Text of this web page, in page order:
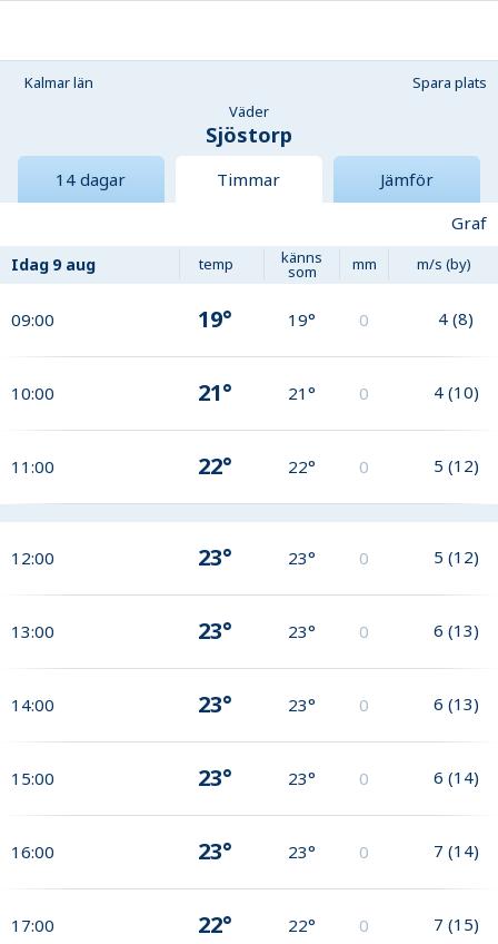
Kalmar län
Spara plats
Väder
Sjöstorp
14 dagar Timmar
Jämför
Graf
Idag 9 aug temp känns
som mm m/s (by)
09:00 19° 19° 0 4 (8)
10:00 21° 21° 0 4 (10)
11:00 22° 22° 0 5 (12)
12:00 23° 23° 0 5 (12)
13:00 23° 23° 0 6 (13)
14:00 23° 23° 0 6 (13)
15:00 23° 23° 0 6 (14)
16:00 23° 23° 0 7 (14)
17:00 22° 22° 0 7 (15)